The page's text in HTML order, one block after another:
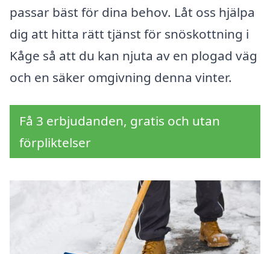
passar bäst för dina behov. Låt oss hjälpa
dig att hitta rätt tjänst för snöskottning i
Kåge så att du kan njuta av en plogad väg
och en säker omgivning denna vinter.
Få 3 erbjudanden, gratis och utan
förpliktelser